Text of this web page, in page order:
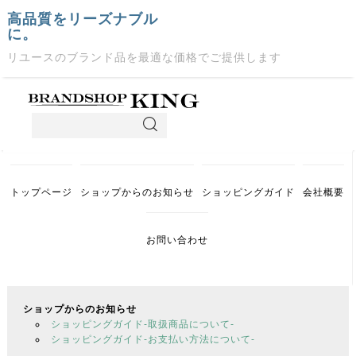
高品質をリーズナブル
に。
リユースのブランド品を最適な価格でご提供します
トップページ ショップからのお知らせ ショッピングガイド 会社概要
お問い合わせ
ショップからのお知らせ
ショッピングガイド-取扱商品について-
ショッピングガイド-お支払い方法について-